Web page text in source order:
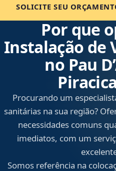
SOLICITE SEU
Por que
Instalação de
no Pau
Procurando um
sanitárias na sua região?
necessidades comuns
imediatos, com um
Somos referência na